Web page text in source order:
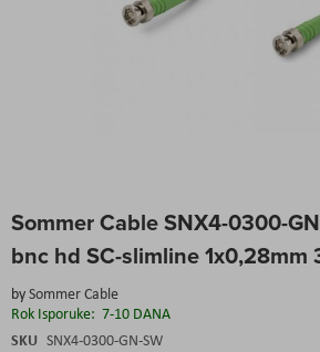
Sommer Cable SNX4-0300-
bnc hd SC-slimline 1x0,28mm
bySommer Cable
Rok Isporuke: 7-10 DANA
SKU SNX4-0300-GN-SW
to
beginning
the
images
gallery